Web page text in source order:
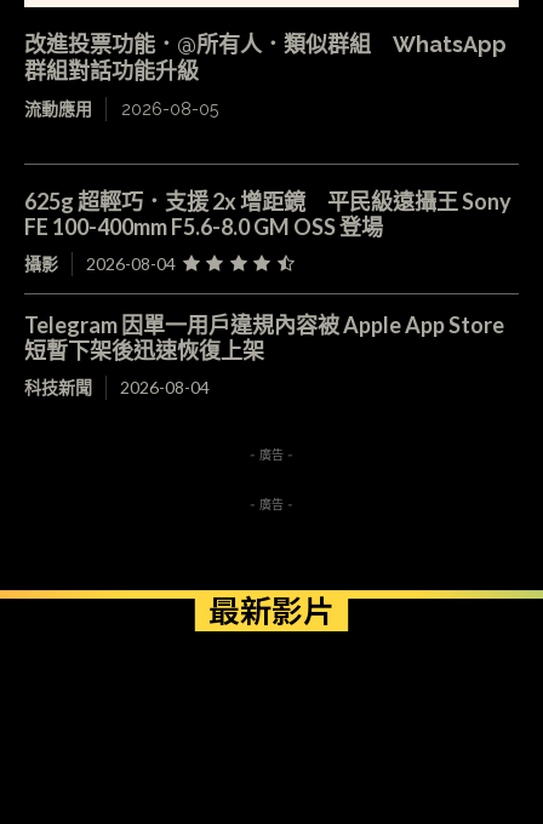
改進投票功能．@所有人．類似群組 WhatsApp
群組對話功能升級
流動應用 2026-08-05
625g 超輕巧．支援 2x 增距鏡 平民級遠攝王 Sony
FE 100-400mm F5.6-8.0 GM OSS 登場
攝影 2026-08-04
Telegram 因單一用戶違規內容被 Apple App Store
短暫下架後迅速恢復上架
科技新聞 2026-08-04
- 廣告 -
- 廣告 -
最新影片